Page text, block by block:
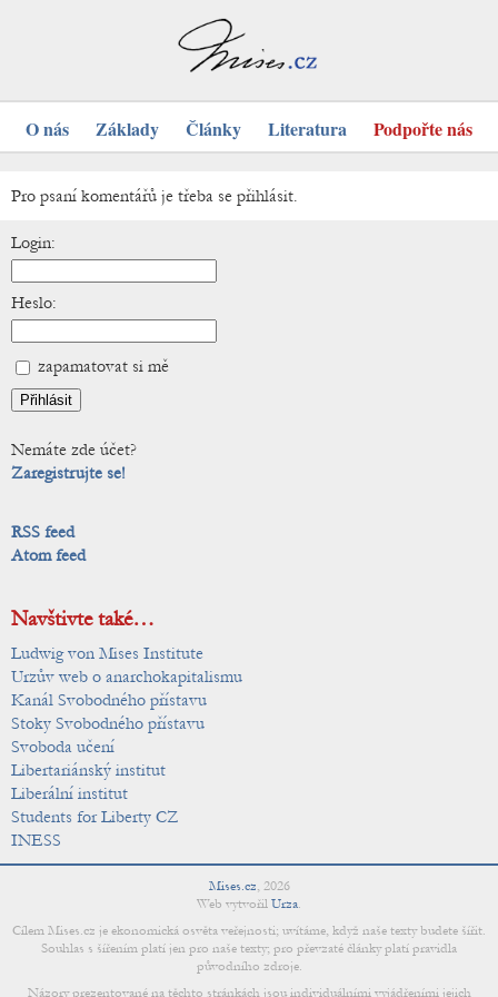
O nás Základy Články Literatura Podpořte nás
Pro psaní komentářů je třeba se přihlásit.
Login:
Heslo:
zapamatovat si mě
Nemáte zde účet?
Zaregistrujte se!
RSS feed
Atom feed
Navštivte také…
Ludwig von Mises Institute
Urzův web o anarchokapitalismu
Kanál Svobodného přístavu
Stoky Svobodného přístavu
Svoboda učení
Libertariánský institut
Liberální institut
Students for Liberty CZ
INESS
Mises.cz, 2026
Web vytvořil Urza.
Cílem Mises.cz je ekonomická osvěta veřejnosti; uvítáme, když naše texty budete šířit.
Souhlas s šířením platí jen pro naše texty; pro převzaté články platí pravidla
původního zdroje.
Názory prezentované na těchto stránkách jsou individuálními vyjádřeními jejich